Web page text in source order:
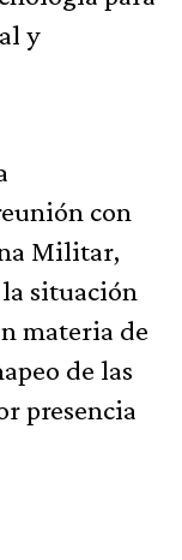
y
con
Militar,
situación
materia de
de las
presencia